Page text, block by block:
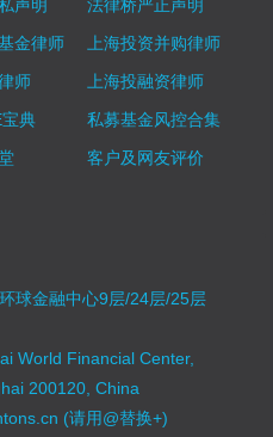
声明
法律桥严正声明
金律师
上海投资并购律师
师
上海投融资律师
典
私募基金风控合集
客户及网友评价
球金融中心9层/24层/25层
World Financial Center,
200120, China
(请用@替换+)